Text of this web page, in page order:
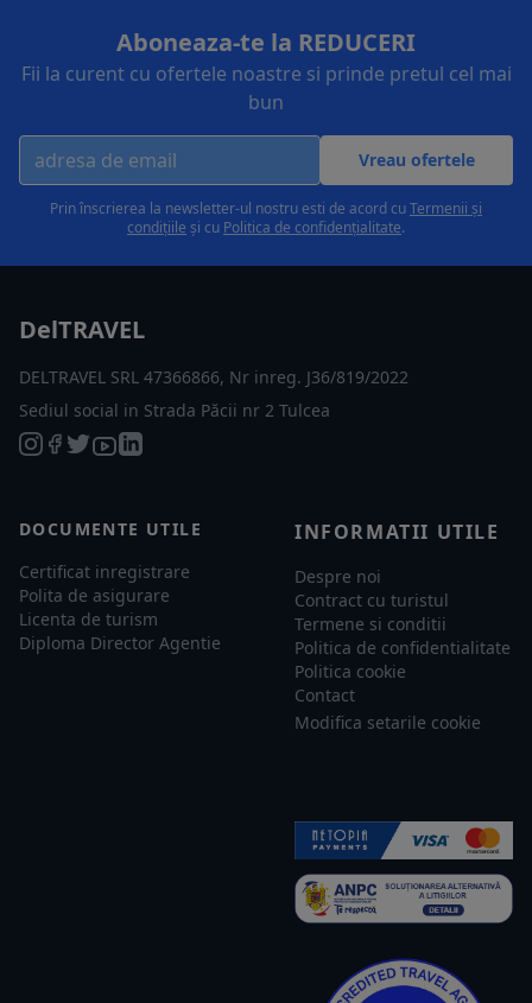
Aboneaza-te la REDUCERI
Fii la curent cu ofertele noastre si prinde pretul cel mai
bun
Vreau ofertele
Prin înscrierea la newsletter-ul nostru esti de acord cuTermenii și
condițiile și cu Politica de confidențialitate.
DelTRAVEL
DELTRAVEL SRL 47366866, Nr inreg. J36/819/2022
Sediul social in Strada Păcii nr 2 Tulcea
DOCUMENTE UTILE
Certificat inregistrare
Polita de asigurare
Licenta de turism
Diploma Director Agentie
INFORMATII UTILE
Despre noi
Contract cu turistul
Termene si conditii
Politica de confidentialitate
Politica cookie
Contact
Modifica setarile cookie